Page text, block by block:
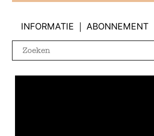
INFORMATIE ABONNEMENT